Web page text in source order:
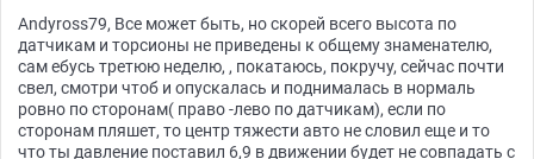
Andyross79, Все может быть, но скорей всего высота по
датчикам и торсионы не приведены к общему знаменателю,
сам ебусь третюю неделю, , покатаюсь, покручу, сейчас почти
свел, смотри чтоб и опускалась и поднималась в нормаль
ровно по сторонам( право -лево по датчикам), если по
сторонам пляшет, то центр тяжести авто не словил еще и то
что ты давление поставил 6,9 в движении будет не совпадать с